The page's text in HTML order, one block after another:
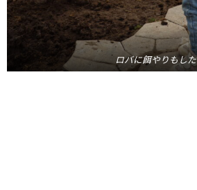
ロバに餌やりもした